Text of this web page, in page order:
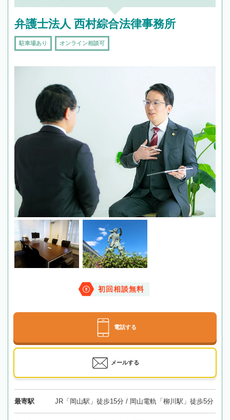
弁護士法人 西村綜合法律事務所
駐車場あり オンライン相談可
初回相談無料
電話する
メールする
最寄駅 JR「岡山駅」徒歩15分 / 岡山電軌「柳川駅」徒歩5分